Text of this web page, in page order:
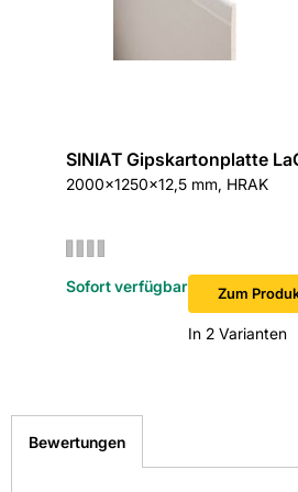
SINIAT Gipskartonplatte
2000x1250x12,5 mm, HRAK
Zum
In 2 Varianten
Sofort verfügbar
Bewertungen